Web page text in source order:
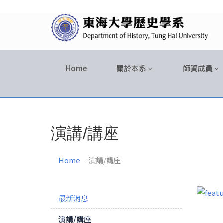
Home 關於本系 師資成員
演講/講座
Home 演講/講座
最新消息
演講/講座